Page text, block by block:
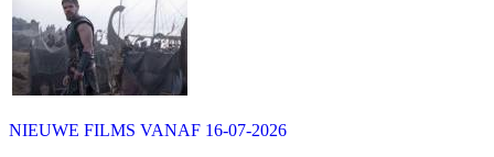
NIEUWE FILMS VANAF 16-07-2026